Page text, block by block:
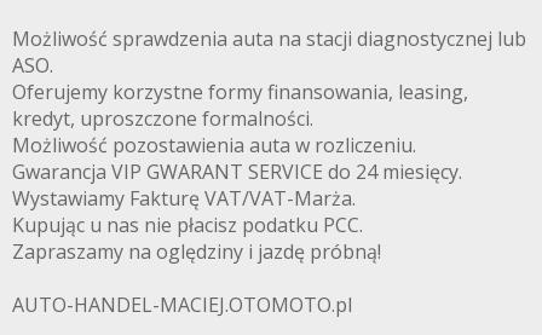
Możliwość sprawdzenia auta na stacji diagnostycznej lub
ASO.
Oferujemy korzystne formy finansowania, leasing,
kredyt, uproszczone formalności.
Możliwość pozostawienia auta w rozliczeniu.
Gwarancja VIP GWARANT SERVICE do 24 miesięcy.
Wystawiamy Fakturę VAT/VAT-Marża.
Kupując u nas nie płacisz podatku PCC.
Zapraszamy na oględziny i jazdę próbną!
AUTO-HANDEL-MACIEJ.OTOMOTO.pl